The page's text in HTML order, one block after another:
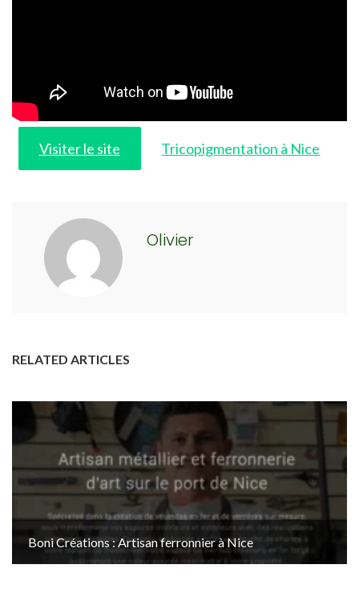
Visiter le site Tricopigmentation à Nice
Olivier
RELATED ARTICLES
Boni Créations : Artisan ferronnier à Nice